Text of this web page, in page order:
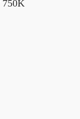
750K